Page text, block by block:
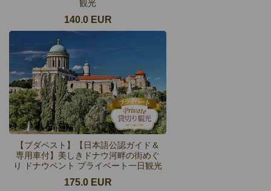
観光
140.0 EUR
【ブダペスト】【日本語公認ガイド＆
専用車付】美しきドナウ河畔の街めぐ
り ドナウベント プライベート一日観光
175.0 EUR